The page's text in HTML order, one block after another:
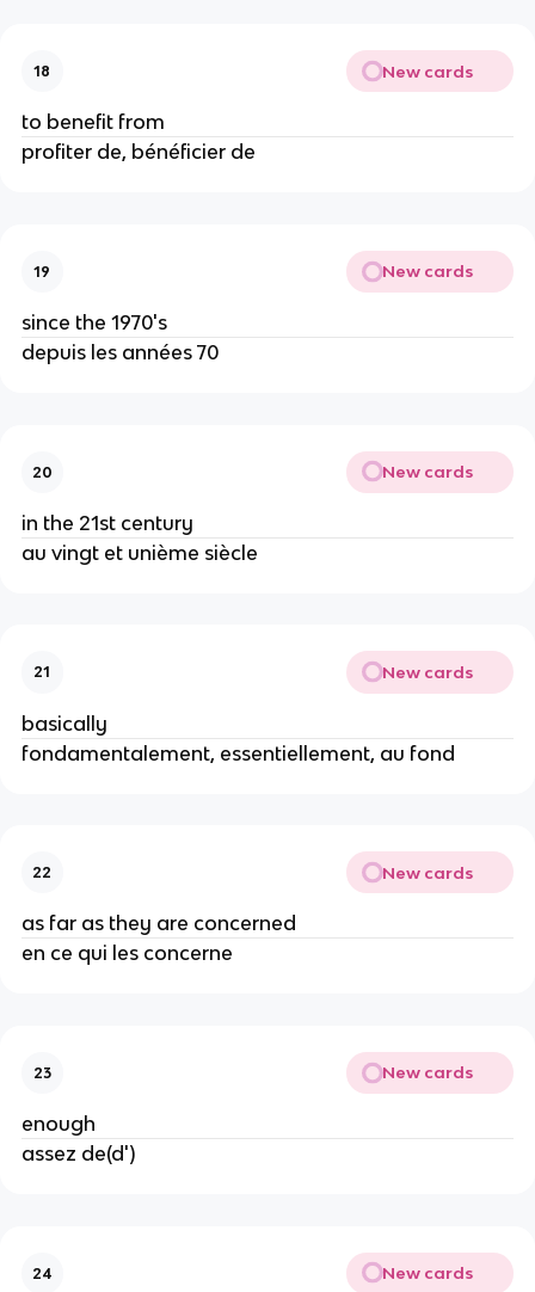
18 New cards
to benefit from
profiter de, bénéficier de
19 New cards
since the 1970's
depuis les années 70
20 New cards
in the 21st century
au vingt et unième siècle
21 New cards
basically
fondamentalement, essentiellement, au fond
22 New cards
as far as they are concerned
en ce qui les concerne
23 New cards
enough
assez de(d')
24 New cards